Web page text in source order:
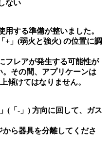
ない
する準備が整いました。
+」(弱火と強火) の位置に調
フレアが発生する可能性が
その間、アプリケーンは
傾けてはなりません。
(「-」) 方向に回して、ガス
から器具を分離してくださ